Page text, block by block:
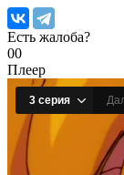
Есть жалоба?
00
Плеер